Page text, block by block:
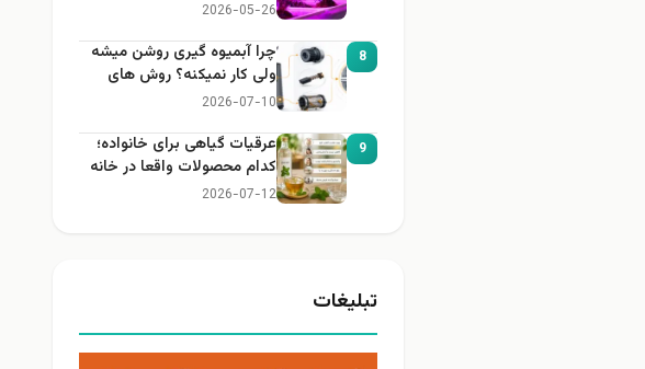
2026-05-26
8
چرا آبمیوه گیری روشن میشه
ولی کار نمیکنه؟ روش های
عیب یابی
2026-07-10
9
عرقیات گیاهی برای خانواده؛
کدام محصولات واقعا در خانه
کاربرد دارند؟
2026-07-12
تبلیغات